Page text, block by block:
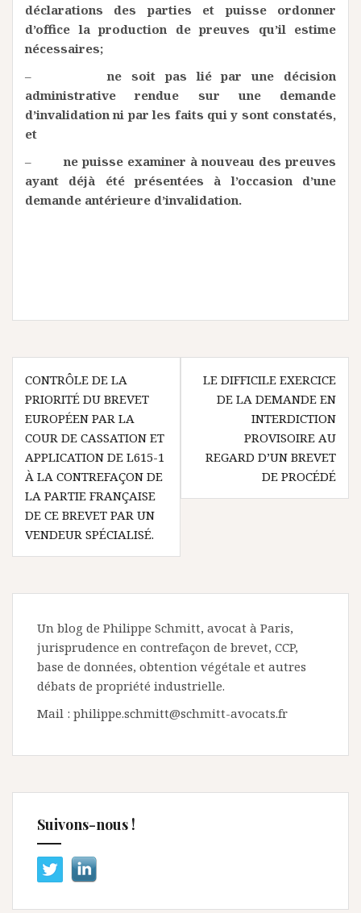
déclarations des parties et puisse ordonner
d’office la production de preuves qu’il estime
nécessaires;
–ne soit pas lié par une décision
administrative rendue sur une demande
d’invalidation ni par les faits qui y sont constatés,
et
–ne puisse examiner à nouveau des preuves
ayant déjà été présentées à l’occasion d’une
demande antérieure d’invalidation.
Navigation
de
l’article
CONTRÔLE DE LA
PRIORITÉ DU BREVET
EUROPÉEN PAR LA
COUR DE CASSATION ET
APPLICATION DE L615-1
À LA CONTREFAÇON DE
LA PARTIE FRANÇAISE
DE CE BREVET PAR UN
VENDEUR SPÉCIALISÉ.
LE DIFFICILE EXERCICE
DE LA DEMANDE EN
INTERDICTION
PROVISOIRE AU
REGARD D’UN BREVET
DE PROCÉDÉ
Un blog de Philippe Schmitt, avocat à Paris,
jurisprudence en contrefaçon de brevet, CCP,
base de données, obtention végétale et autres
débats de propriété industrielle.
Mail : philippe.schmitt@schmitt-avocats.fr
Suivons-nous !